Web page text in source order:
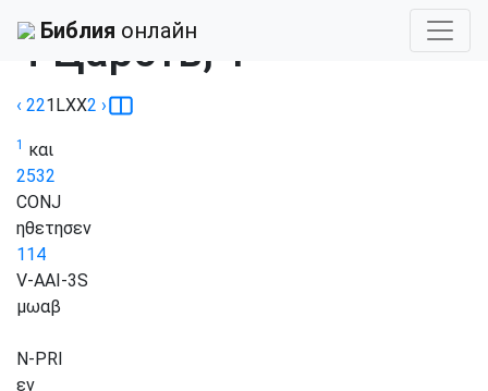
Библия онлайн
4 Царств, 1
‹ 221LXX2 ›
1 και
2532
CONJ
ηθετησεν
114
V-AAI-3S
μωαβ
N-PRI
εν